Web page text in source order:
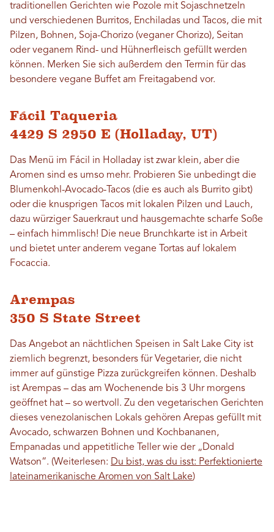
traditionellen Gerichten wie Pozole mit Sojaschnetzeln
und verschiedenen Burritos, Enchiladas und Tacos, die mit
Pilzen, Bohnen, Soja-Chorizo ​​(veganer Chorizo), Seitan
oder veganem Rind- und Hühnerfleisch gefüllt werden
können. Merken Sie sich außerdem den Termin für das
besondere vegane Buffet am Freitagabend vor.
Fácil Taqueria
4429 S 2950 E (Holladay, UT)
Das Menü im Fácil in Holladay ist zwar klein, aber die
Aromen sind es umso mehr. Probieren Sie unbedingt die
Blumenkohl-Avocado-Tacos (die es auch als Burrito gibt)
oder die knusprigen Tacos mit lokalen Pilzen und Lauch,
dazu würziger Sauerkraut und hausgemachte scharfe Soße
– einfach himmlisch! Die neue Brunchkarte ist in Arbeit
und bietet unter anderem vegane Tortas auf lokalem
Focaccia.
Arempas
350 S State Street
Das Angebot an nächtlichen Speisen in Salt Lake City ist
ziemlich begrenzt, besonders für Vegetarier, die nicht
immer auf günstige Pizza zurückgreifen können. Deshalb
ist Arempas – das am Wochenende bis 3 Uhr morgens
geöffnet hat – so wertvoll. Zu den vegetarischen Gerichten
dieses venezolanischen Lokals gehören Arepas gefüllt mit
Avocado, schwarzen Bohnen und Kochbananen,
Empanadas und appetitliche Teller wie der „Donald
Watson“. (Weiterlesen: Du bist, was du isst: Perfektionierte
lateinamerikanische Aromen von Salt Lake)